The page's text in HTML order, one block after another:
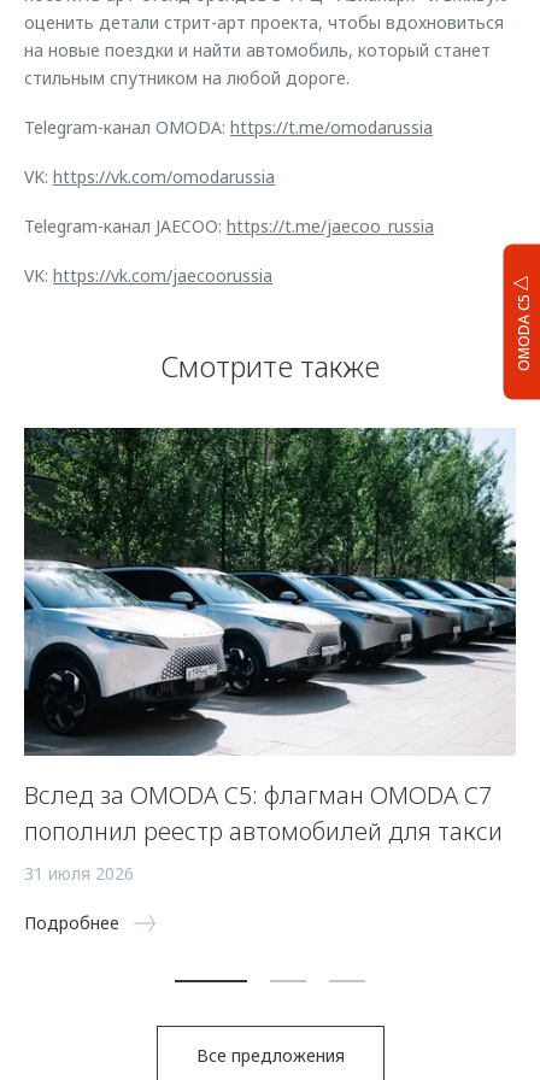
OMODA C5
оценить детали стрит-арт проекта, чтобы вдохновиться
на новые поездки и найти автомобиль, который станет
стильным спутником на любой дороге.
Telegram-канал OMODA: https://t.me/omodarussia
VK: https://vk.com/omodarussia
Telegram-канал JAECOO: https://t.me/jaecoo_russia
VK: https://vk.com/jaecoorussia
Смотрите также
Вслед за OMODA C5: флагман OMODA C7
пополнил реестр автомобилей для такси
31 июля 2026
Подробнее
Все предложения